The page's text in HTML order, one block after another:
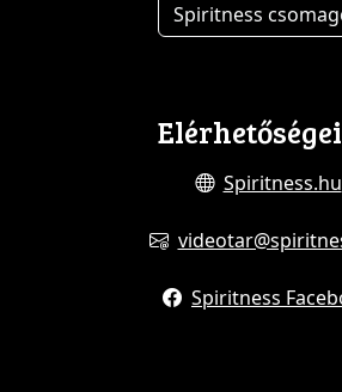
Spiritness
Spiritness.hu
Spiritness